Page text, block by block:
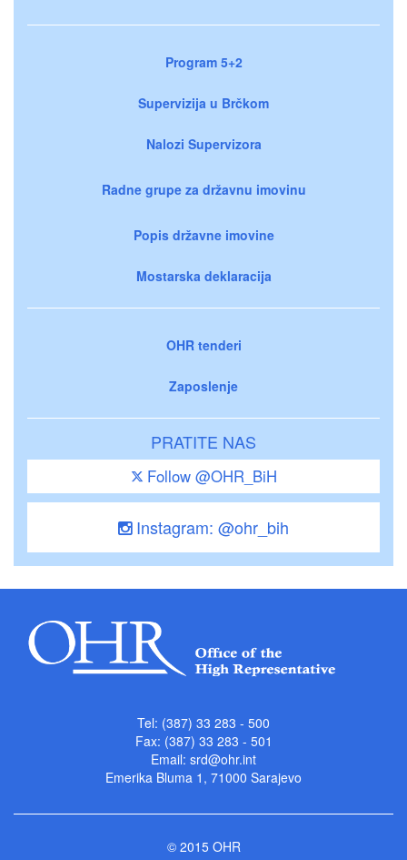
Program 5+2
Supervizija u Brčkom
Nalozi Supervizora
Radne grupe za državnu imovinu
Popis državne imovine
Mostarska deklaracija
OHR tenderi
Zaposlenje
PRATITE NAS
Follow @OHR_BiH
Instagram: @ohr_bih
Tel: (387) 33 283 - 500
Fax: (387) 33 283 - 501
Email: srd@ohr.int
Emerika Bluma 1, 71000 Sarajevo
© 2015 OHR